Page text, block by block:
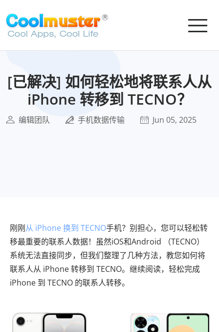
[已解决] 如何轻松地将联系人从
iPhone 转移到 TECNO？
编辑团队 手机数据传输 Jun 05, 2025
刚刚从 iPhone 换到 TECNO手机？别担心，您可以轻松转
移最重要的联系人数据！虽然iOS和Android （TECNO）
系统无法直接同步，但我们整理了几种方法，教您如何将
联系人从 iPhone 转移到 TECNO。继续阅读，轻松完成
iPhone 到 TECNO 的联系人转移。